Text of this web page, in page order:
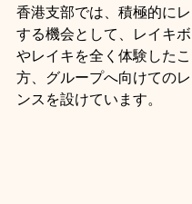
香港支部では、積極的に
する機会として、レイキ
やレイキを全く体験した
方、グループへ向けての
ンスを設けています。